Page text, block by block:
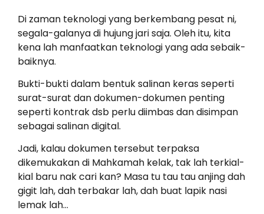
Di zaman teknologi yang berkembang pesat ni,
segala-galanya di hujung jari saja. Oleh itu, kita
kena lah manfaatkan teknologi yang ada sebaik-
baiknya.
Bukti-bukti dalam bentuk salinan keras seperti
surat-surat dan dokumen-dokumen penting
seperti kontrak dsb perlu diimbas dan disimpan
sebagai salinan digital.
Jadi, kalau dokumen tersebut terpaksa
dikemukakan di Mahkamah kelak, tak lah terkial-
kial baru nak cari kan? Masa tu tau tau anjing dah
gigit lah, dah terbakar lah, dah buat lapik nasi
lemak lah…